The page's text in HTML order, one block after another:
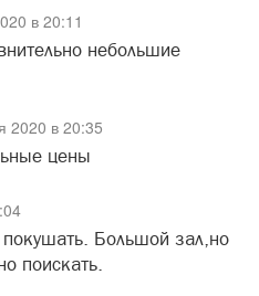
в 20:11
небольшие
2020 в 20:35
цены
Большой зал,но
поискать.